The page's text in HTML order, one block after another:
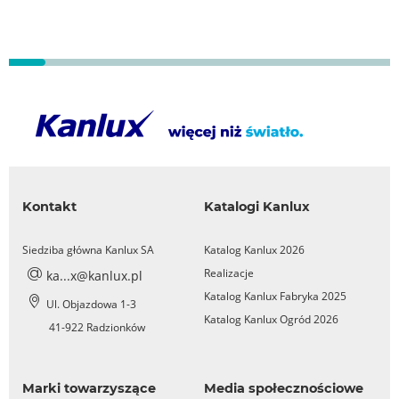
Kontakt
Siedziba główna Kanlux SA
ka...x@kanlux.pl
Ul. Objazdowa 1-3
41-922 Radzionków
Katalogi Kanlux
Katalog Kanlux 2026
Realizacje
Katalog Kanlux Fabryka 2025
Katalog Kanlux Ogród 2026
Marki towarzyszące Media społecznościowe